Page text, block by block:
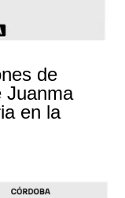
de
Juanma
en la